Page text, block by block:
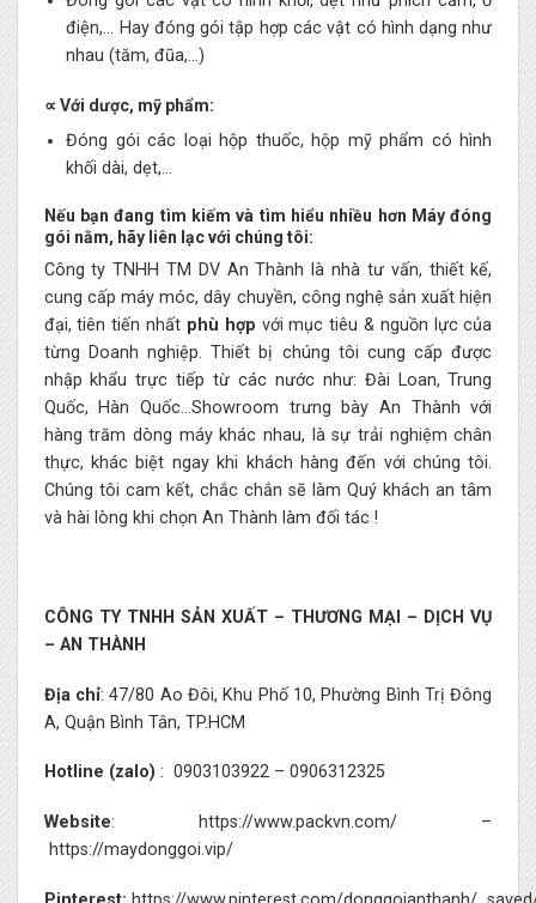
điện,… Hay đóng gói tập hợp các vật có hình dạng như
nhau (tăm, đũa,…)
∝ Với dược, mỹ phẩm:
Đóng gói các loại hộp thuốc, hộp mỹ phẩm có hình
khối dài, dẹt,…
Nếu bạn đang tìm kiếm và tìm hiểu nhiều hơn Máy đóng
gói nằm, hãy liên lạc với chúng tôi:
Công ty TNHH TM DV An Thành là nhà tư vấn, thiết kế,
cung cấp máy móc, dây chuyền, công nghệ sản xuất hiện
đại, tiên tiến nhất phù hợp với mục tiêu & nguồn lực của
từng Doanh nghiệp. Thiết bị chúng tôi cung cấp được
nhập khẩu trực tiếp từ các nước như: Đài Loan, Trung
Quốc, Hàn Quốc…Showroom trưng bày An Thành với
hàng trăm dòng máy khác nhau, là sự trải nghiệm chân
thực, khác biệt ngay khi khách hàng đến với chúng tôi.
Chúng tôi cam kết, chắc chắn sẽ làm Quý khách an tâm
và hài lòng khi chọn An Thành làm đối tác !
CÔNG TY TNHH SẢN XUẤT – THƯƠNG MẠI – DỊCH VỤ
– AN THÀNH
Địa chỉ: 47/80 Ao Đôi, Khu Phố 10, Phường Bình Trị Đông
A, Quận Bình Tân, TP.HCM
Hotline (zalo) : 0903103922 – 0906312325
Website: https://www.packvn.com/ –
https://maydonggoi.vip/